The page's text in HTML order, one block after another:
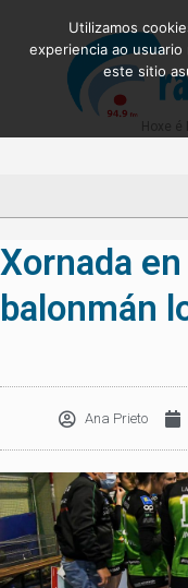
Xornada
balonmán
Ana Prieto
Utilizamos
experiencia ao
este sitio